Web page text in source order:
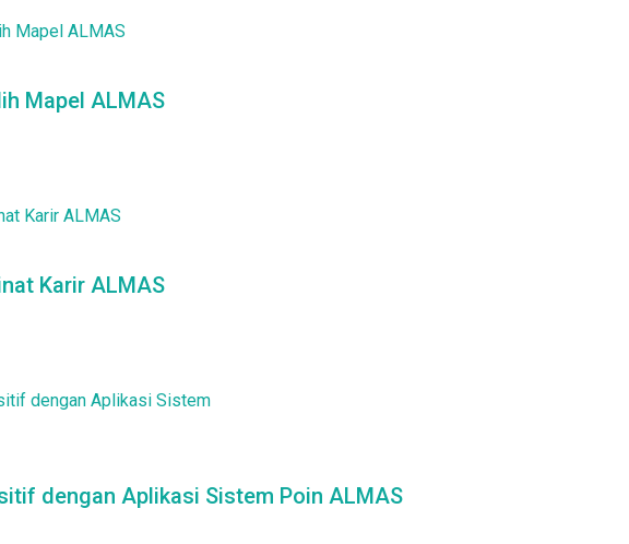
Mapel ALMAS
Karir ALMAS
dengan Aplikasi Sistem Poin ALMAS